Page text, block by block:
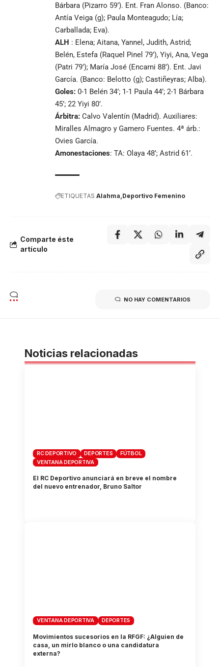
Bárbara (Pizarro 59’). Ent. Fran Alonso. (Banco:
Antía Veiga (g); Paula Monteagudo; Lía;
Carballada; Eva).
ALH : Elena; Aitana, Yannel, Judith, Astrid;
Belén, Estefa (Raquel Pinel 79’), Yiyi, Ana, Vega
(Patri 79’); María José (Encarni 88’). Ent. Javi
García. (Banco: Belotto (g); Castiñeyras; Alba).
Goles: 0-1 Belén 34’; 1-1 Paula 44’; 2-1 Bárbara
45’; 22 Yiyi 80’.
Árbitra: Calvo Valentín (Madrid). Auxiliares:
Miralles Almagro y Gamero Fuentes. 4ª árb.:
Ovies García.
Amonestaciones: TA: Olaya 48’; Astrid 61’.
ETIQUETAS Alahma Deportivo Femenino
Comparte éste
artículo
NO HAY COMENTARIOS
Noticias relacionadas
RC DEPORTIVO DEPORTES
FÚTBOL
VENTANA DEPORTIVA
El RC Deportivo anunciará en breve el nombre
del nuevo entrenador, Bruno Saltor
VENTANA DEPORTIVA DEPORTES
Movimientos sucesorios en la RFGF: ¿Alguien de
casa, un mirlo blanco o una candidatura
externa?